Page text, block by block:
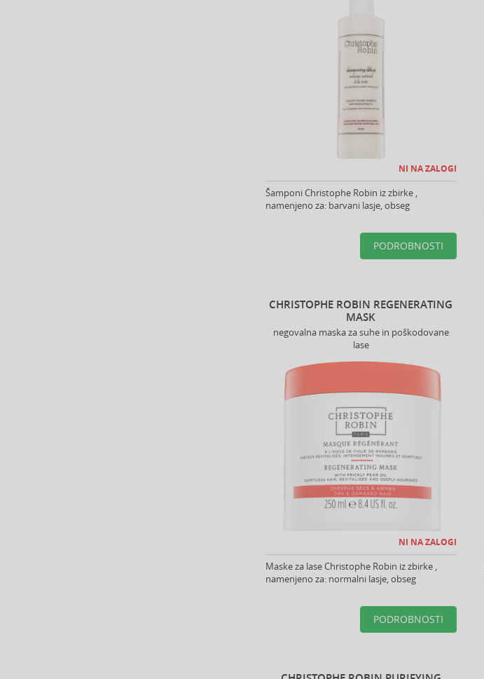
NI NA ZALOGI
Šamponi Christophe Robin iz zbirke ,
namenjeno za: barvani lasje, obseg
PODROBNOSTI
CHRISTOPHE ROBIN REGENERATING
MASK
negovalna maska za suhe in poškodovane
lase
NI NA ZALOGI
Maske za lase Christophe Robin iz zbirke ,
namenjeno za: normalni lasje, obseg
PODROBNOSTI